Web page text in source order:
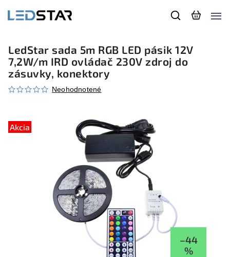
LedStar sada 5m RGB LED pásik 12V
7,2W/m IRD ovládač 230V zdroj do
zásuvky, konektory
Neohodnotené
Akcia
–44
%